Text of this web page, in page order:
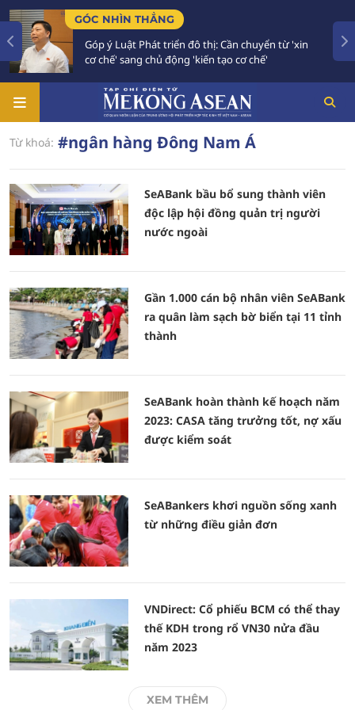
GÓC NHÌN THẲNG
Góp ý Luật Phát triển đô thị: Cần chuyển từ 'xin
cơ chế' sang chủ động 'kiến tạo cơ chế'
Từ khoá: #ngân hàng Đông Nam Á
SeABank bầu bổ sung thành viên
độc lập hội đồng quản trị người
nước ngoài
Gần 1.000 cán bộ nhân viên SeABank
ra quân làm sạch bờ biển tại 11 tỉnh
thành
SeABank hoàn thành kế hoạch năm
2023: CASA tăng trưởng tốt, nợ xấu
được kiểm soát
SeABankers khơi nguồn sống xanh
từ những điều giản đơn
VNDirect: Cổ phiếu BCM có thể thay
thế KDH trong rổ VN30 nửa đầu
năm 2023
XEM THÊM